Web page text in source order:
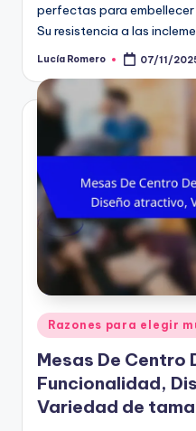
perfectas para
Su resistencia a las
Posted
Lucía Romero 07/11/
Posted
in
Razones para elegir
Mesas De Centro
Funcionalidad,
Variedad de